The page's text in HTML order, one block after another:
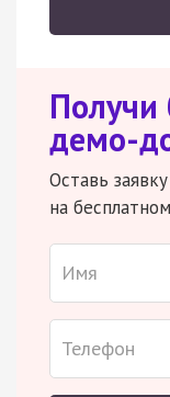
Получи
демо-
Оставь
на